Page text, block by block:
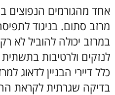
אחד מהגורמים הנפוצים
מרזב סתום. בניגוד
במרזב יכולה להוביל לא
לנזקים ולרטיבות
כלל דיירי הבניין לדאוג
בדיקה שגרתית לקראת